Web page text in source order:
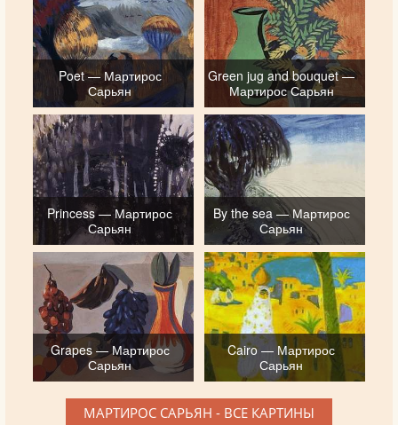
Poet — Мартирос
Сарьян
Green jug and bouquet —
Мартирос Сарьян
Princess — Мартирос
Сарьян
By the sea — Мартирос
Сарьян
Grapes — Мартирос
Сарьян
Cairo — Мартирос
Сарьян
МАРТИРОС САРЬЯН - ВСЕ КАРТИНЫ